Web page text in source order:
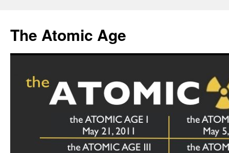
content
The Atomic Age